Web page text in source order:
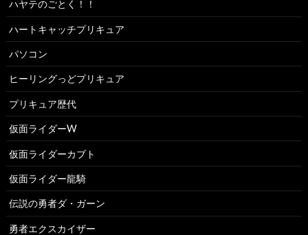
ハヤテのごとく！！
ハートキャッチプリキュア
パソコン
ヒーリングっどプリキュア
プリキュア歴代
仮面ライダーW
仮面ライダーカブト
仮面ライダー龍騎
伝説の勇者ダ・ガーン
勇者エクスカイザー